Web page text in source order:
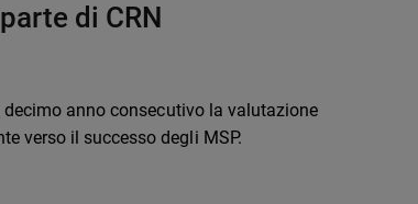
di CRN
decimo anno consecutivo la valutazione
verso il successo degli MSP.